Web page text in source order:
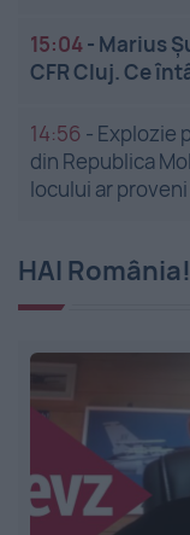
15:04- Marius
CFR Cluj. Ce
14:56 - Explozie
din Republica
locului ar proveni
HAI România!